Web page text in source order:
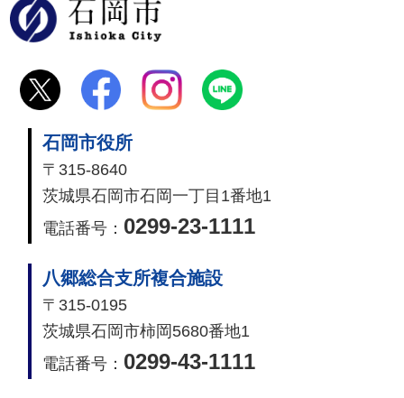
石岡市役所
〒315-8640
茨城県石岡市石岡一丁目1番地1
電話番号： 0299-23-1111
八郷総合支所複合施設
〒315-0195
茨城県石岡市柿岡5680番地1
電話番号： 0299-43-1111